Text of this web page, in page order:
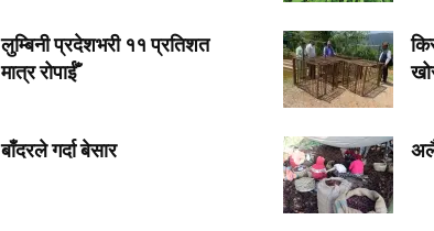
लुम्बिनी प्रदेशभरी ११ प्रतिशत
मात्र रोपाईँ
बाँदरले गर्दा बेसार